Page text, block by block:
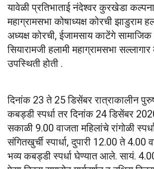
यावेळी प्रतिभाताई नंदेश्वर कुरखेडा
महाग्रामसभा कोषाध्यक्ष कोरची झाडुराम
अध्यक्ष कोरची, ईजामसाय काटेंगे सामाजिक
सियारामजी हलामी महाग्रामसभा सल्लागार
उपस्थिती होती .
दिनांक 23 ते 25 डिसेंबर रात्राकालीन
कबड्डी स्पर्धा तर दिनांक 24 डिसेंबर
सकाळी 9.00 वाजता महिलांचे रांगोळी
संगितखुर्ची स्पार्धा, दुपारी 12.00 ते 4.00
भव्य कबड्डी स्पर्धा घेण्यात आले. सायं.